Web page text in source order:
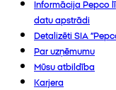
Informācija Pepco
datu apstrādi
Detalizēti SIA
Par uzņēmumu
Mūsu atbildība
Karjera